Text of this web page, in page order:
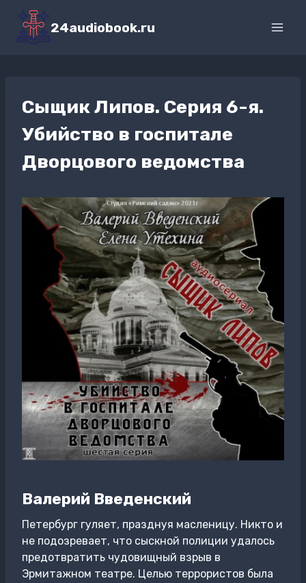
Перейти
содержимому
24audiobook.ru
Сыщик Липов. Серия 6-я.
Убийство в госпитале
Дворцового ведомства
Валерий Введенский
Петербург гуляет, празднуя масленицу. Никто и
не подозревает, что сыскной полиции удалось
предотвратить чудовищный взрыв в
Эрмитажном театре. Целью террористов была